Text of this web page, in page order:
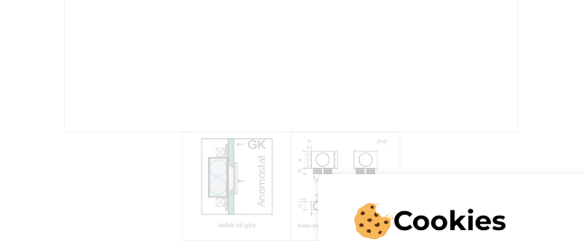
Cookies